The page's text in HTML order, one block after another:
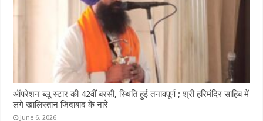
ऑपरेशन ब्लू स्टार की 42वीं बरसी, स्थिति हुई तनावपूर्ण ; श्री हरिमंदिर साहिब में
लगे खालिस्तान जिंदाबाद के नारे
June 6, 2026